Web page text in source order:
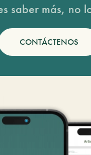
saber más, no
CONTÁCTENOS